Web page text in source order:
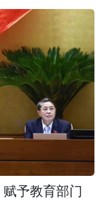
予教育部门